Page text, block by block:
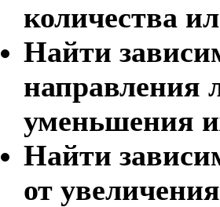
количества
Найти
направления
уменьшения
Найти
от